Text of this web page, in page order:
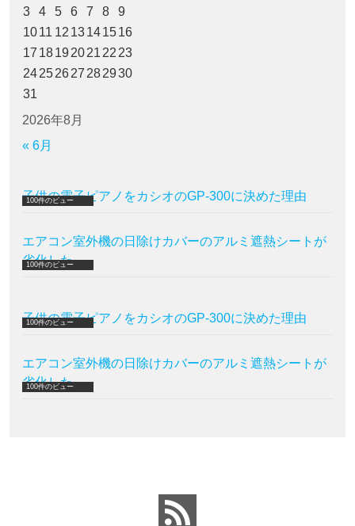
2026年8月
3
4 5 6 7 8
9
1011 12 13141516
17 18192021 22 23
24252627 282930
31
« 6月
子供の電子ピアノをカシオのGP-300に決めた理由
100件のビュー
エアコン室外機の日除けカバーのアルミ遮熱シートが
劣化した
100件のビュー
子供の電子ピアノをカシオのGP-300に決めた理由
100件のビュー
エアコン室外機の日除けカバーのアルミ遮熱シートが
劣化した
100件のビュー